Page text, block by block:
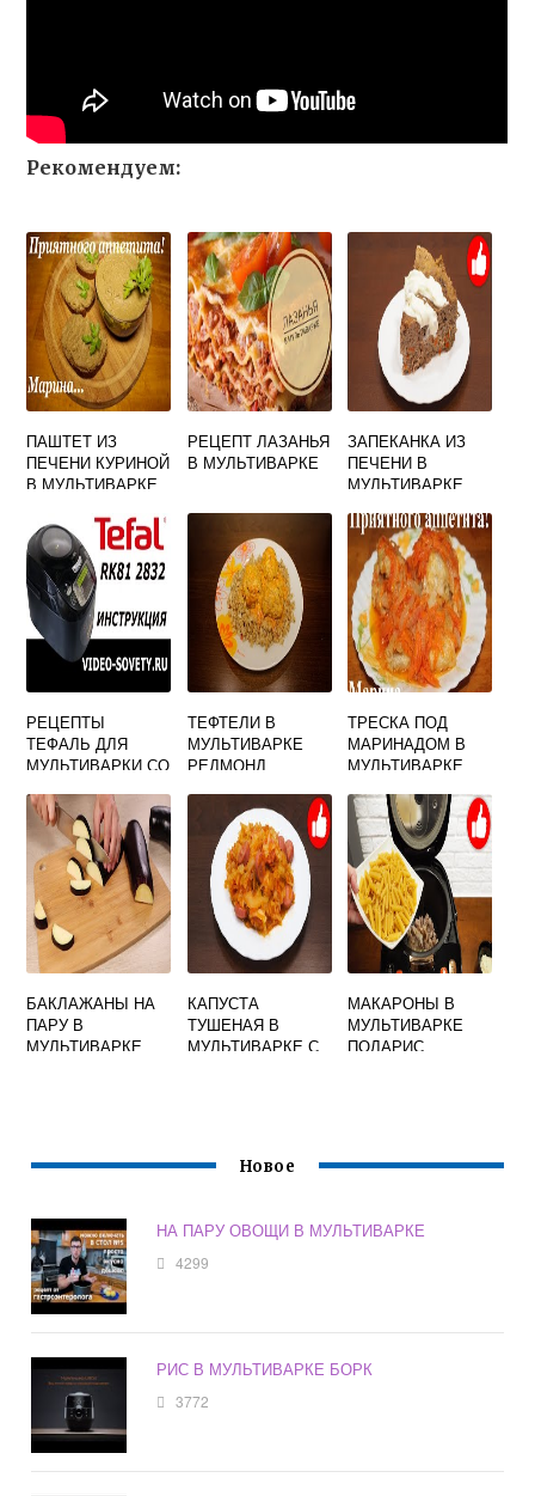
Рекомендуем:
ПАШТЕТ ИЗ
ПЕЧЕНИ КУРИНОЙ
В МУЛЬТИВАРКЕ
РЕЦЕПТ ЛАЗАНЬЯ
В МУЛЬТИВАРКЕ
ЗАПЕКАНКА ИЗ
ПЕЧЕНИ В
МУЛЬТИВАРКЕ
РЕЦЕПТЫ
ТЕФАЛЬ ДЛЯ
МУЛЬТИВАРКИ СО
ЧАШЕЙ
ТЕФТЕЛИ В
МУЛЬТИВАРКЕ
РЕДМОНД
ТРЕСКА ПОД
МАРИНАДОМ В
МУЛЬТИВАРКЕ
БАКЛАЖАНЫ НА
ПАРУ В
МУЛЬТИВАРКЕ
КАПУСТА
ТУШЕНАЯ В
МУЛЬТИВАРКЕ С
МАКАРОНЫ В
МУЛЬТИВАРКЕ
ПОЛАРИС
Новое
НА ПАРУ ОВОЩИ В МУЛЬТИВАРКЕ
4299
РИС В МУЛЬТИВАРКЕ БОРК
3772